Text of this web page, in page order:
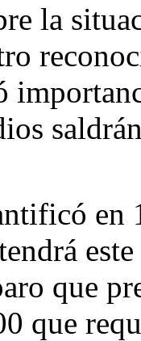
la
en
que
que